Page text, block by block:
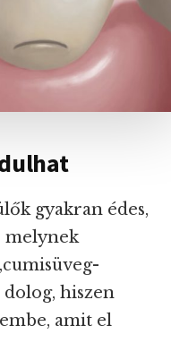
gyakran édes,
melynek
hiszen
amit el